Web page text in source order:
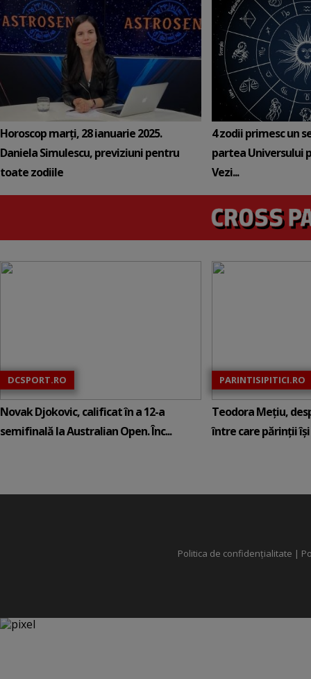
Horoscop marți, 28 ianuarie 2025.
Daniela Simulescu, previziuni pentru
toate zodiile
4 zodii primesc un
partea Universului
Vezi...
DCSPORT.RO
Novak Djokovic, calificat în a 12-a
semifinală la Australian Open. Înc...
PARINTISIPITICI.RO
Teodora Mețiu,
între care părinții își
Politica de confidențialitate |